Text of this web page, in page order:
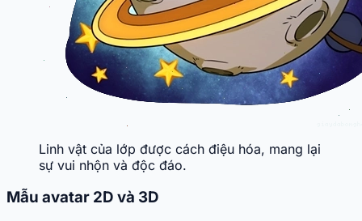
Linh vật của lớp được cách điệu hóa, mang lại
sự vui nhộn và độc đáo.
Mẫu avatar 2D và 3D